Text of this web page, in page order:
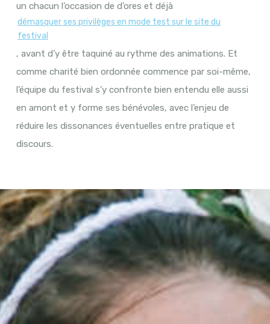
un chacun l’occasion de d’ores et déjà
démasquer ses privilèges en mode test sur le site du
festival
, avant d’y être taquiné au rythme des animations. Et
comme charité bien ordonnée commence par soi-même,
l’équipe du festival s’y confronte bien entendu elle aussi
en amont et y forme ses bénévoles, avec l’enjeu de
réduire les dissonances éventuelles entre pratique et
discours.